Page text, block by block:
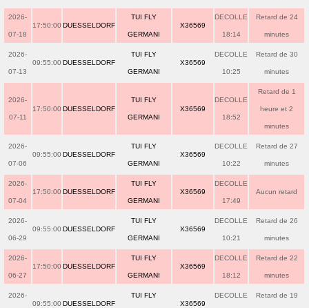
2026-
07-18
17:50:00 DUESSELDORF
TUI FLY
GERMANI
X36569
DECOLLE
18:14
Retard de 24
minutes
2026-
07-13
09:55:00 DUESSELDORF
TUI FLY
GERMANI
X36569
DECOLLE
10:25
Retard de 30
minutes
2026-
07-11
17:50:00 DUESSELDORF
TUI FLY
GERMANI
X36569
DECOLLE
18:52
Retard de 1
heure et 2
minutes
2026-
07-06
09:55:00 DUESSELDORF
TUI FLY
GERMANI
X36569
DECOLLE
10:22
Retard de 27
minutes
2026-
07-04
17:50:00 DUESSELDORF
TUI FLY
GERMANI
X36569
DECOLLE
17:49
Aucun retard
2026-
06-29
09:55:00 DUESSELDORF
TUI FLY
GERMANI
X36569
DECOLLE
10:21
Retard de 26
minutes
2026-
06-27
17:50:00 DUESSELDORF
TUI FLY
GERMANI
X36569
DECOLLE
18:12
Retard de 22
minutes
2026-
09:55:00 DUESSELDORF
TUI FLY
X36569
DECOLLE Retard de 19